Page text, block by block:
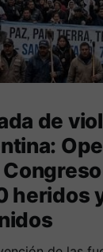
de
heridos